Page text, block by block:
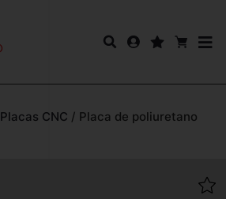
Placas CNC / Placa de poliuretano